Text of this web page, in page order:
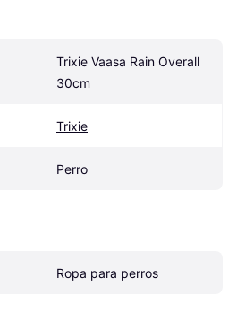
Trixie Vaasa Rain Overall
30cm
Trixie
Perro
Ropa para perros